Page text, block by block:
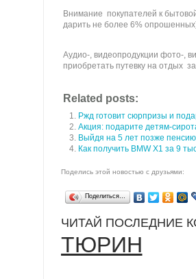
Внимание покупателей к
дарить не более 6%
Аудио-, видеопродукции фото-,
приобретать путевку на отдых
Related posts:
Ржд готовит сюрпризы и
Акция: подарите детям-
Выйдя на 5 лет позже
Как получить BMW X1 за 9
Поделись этой новостью с друзьями:
Поделиться…
ЧИТАЙ ПОСЛЕДНИЕ
ТЮРИН